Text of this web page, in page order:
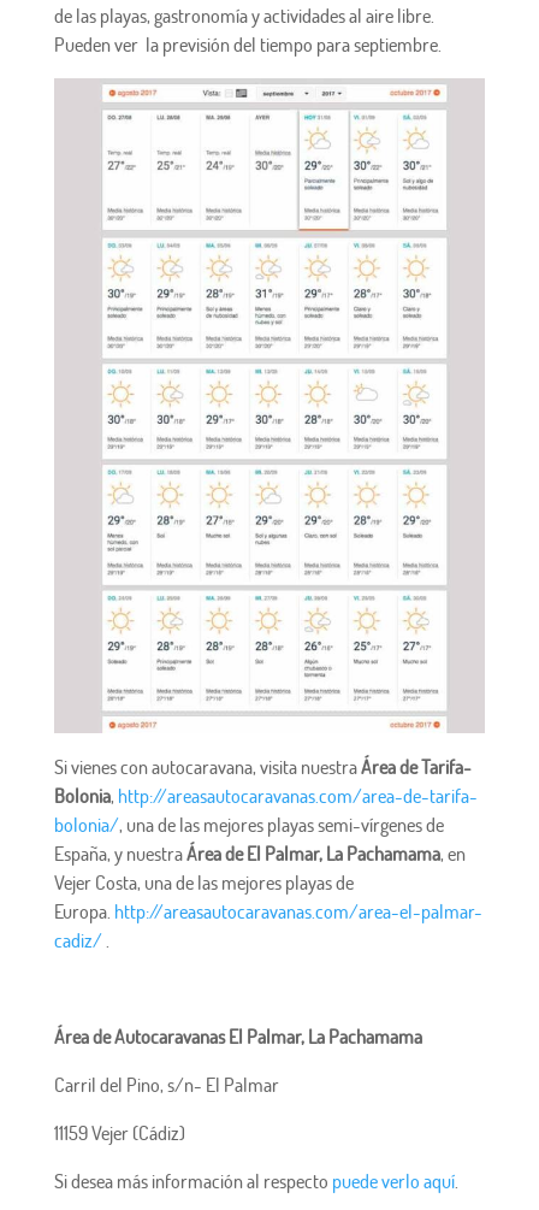
de las playas, gastronomía y actividades al aire libre.
Pueden ver la previsión del tiempo para septiembre.
Si vienes con autocaravana, visita nuestraÁrea de Tarifa-
Bolonia, http://areasautocaravanas.com/area-de-tarifa-
bolonia/, una de las mejores playas semi-vírgenes de
España, y nuestraÁrea de El Palmar, La Pachamama, en
Vejer Costa, una de las mejores playas de
Europa. http://areasautocaravanas.com/area-el-palmar-
cadiz/.
Área de Autocaravanas El Palmar, La Pachamama
Carril del Pino, s/n- El Palmar
11159 Vejer (Cádiz)
Si desea más información al respecto puede verlo aquí.